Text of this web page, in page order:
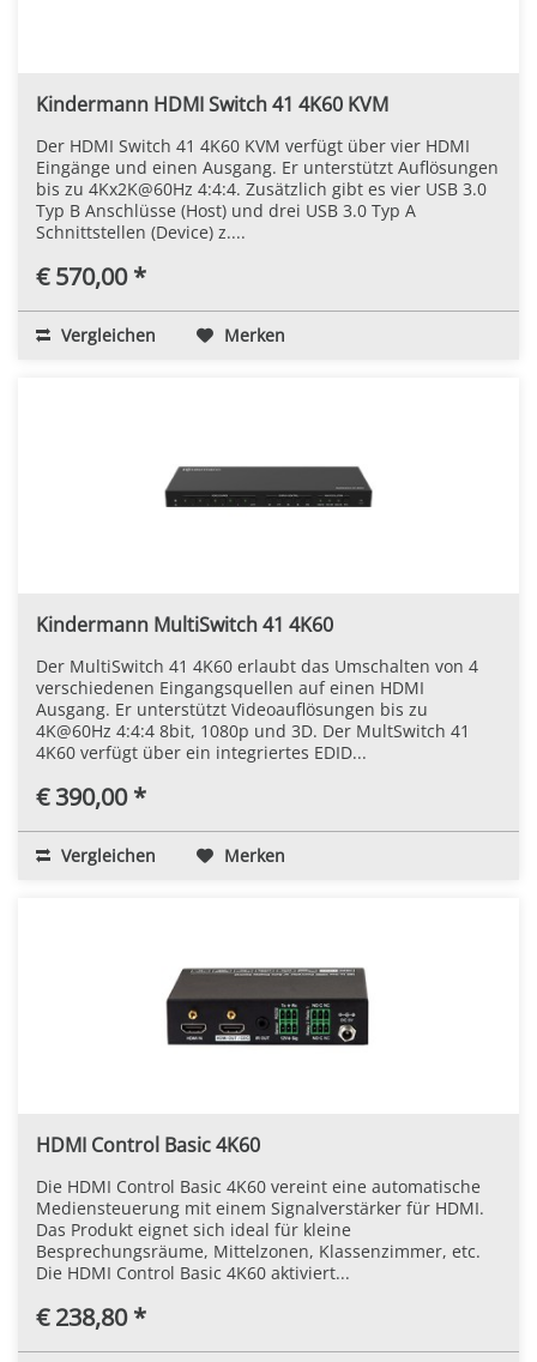
Kindermann HDMI Switch 41 4K60 KVM
Der HDMI Switch 41 4K60 KVM verfügt über vier HDMI
Eingänge und einen Ausgang. Er unterstützt Auflösungen
bis zu 4Kx2K@60Hz 4:4:4. Zusätzlich gibt es vier USB 3.0
Typ B Anschlüsse (Host) und drei USB 3.0 Typ A
Schnittstellen (Device) z....
€ 570,00 *
Vergleichen Merken
Kindermann MultiSwitch 41 4K60
Der MultiSwitch 41 4K60 erlaubt das Umschalten von 4
verschiedenen Eingangsquellen auf einen HDMI
Ausgang. Er unterstützt Videoauflösungen bis zu
4K@60Hz 4:4:4 8bit, 1080p und 3D. Der MultSwitch 41
4K60 verfügt über ein integriertes EDID...
€ 390,00 *
Vergleichen Merken
HDMI Control Basic 4K60
Die HDMI Control Basic 4K60 vereint eine automatische
Mediensteuerung mit einem Signalverstärker für HDMI.
Das Produkt eignet sich ideal für kleine
Besprechungsräume, Mittelzonen, Klassenzimmer, etc.
Die HDMI Control Basic 4K60 aktiviert...
€ 238,80 *